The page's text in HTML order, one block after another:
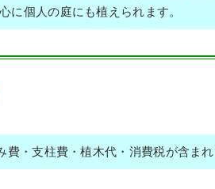
に個人の庭にも植えられます。
・支柱費・植木代・消費税が含まれ